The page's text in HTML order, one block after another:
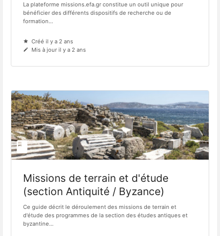
La plateforme missions.efa.gr constitue un outil unique pour
bénéficier des différents dispositifs de recherche ou de
formation...
Créé il y a 2 ans
Mis à jour il y a 2 ans
Missions de terrain et d'étude
(section Antiquité / Byzance)
Ce guide décrit le déroulement des missions de terrain et
d'étude des programmes de la section des études antiques et
byzantine...